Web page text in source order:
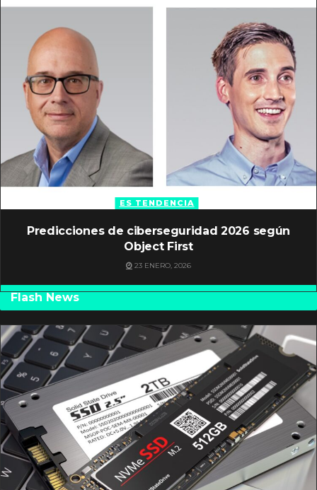
ES TENDENCIA
Predicciones de ciberseguridad 2026 según
Object First
23 ENERO, 2026
Flash News